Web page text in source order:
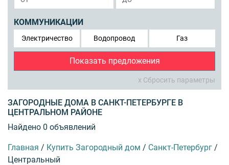
КОММУНИКАЦИИ
Электричество Водопровод Газ
Показать предложения
x Сбросить параметры
ЗАГОРОДНЫЕ ДОМА В САНКТ-ПЕТЕРБУРГЕ В
ЦЕНТРАЛЬНОМ РАЙОНЕ
Найдено 0 объявлений
Главная / Купить Загородный дом / Санкт-Петербург /
Центральный